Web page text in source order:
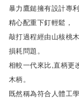
暴力鷹鎚擁有設計專
精心配重下釘輕鬆，
敲打過程經由山核桃
損耗問題。
相較一代來比,直柄更
木柄。
既然稱為符合人體工